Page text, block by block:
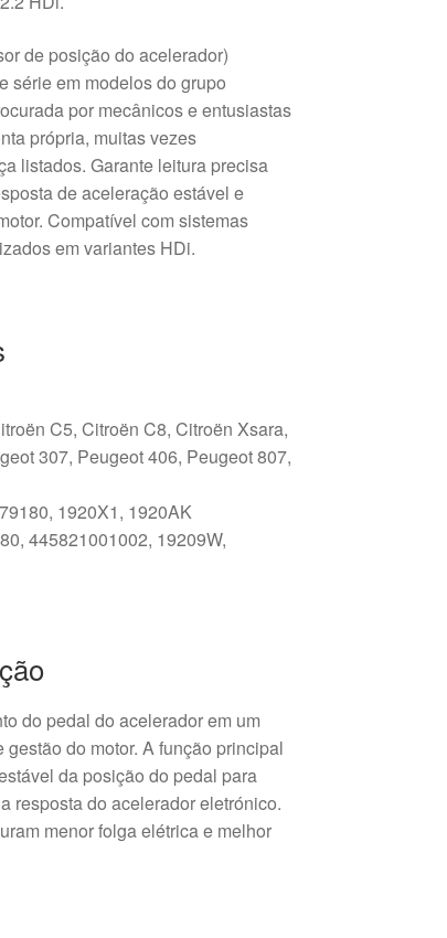
de posição do acelerador)
série em modelos do grupo
por mecânicos e entusiastas
própria, muitas vezes
listados. Garante leitura precisa
de aceleração estável e
Compatível com sistemas
em variantes HDi.
C5, Citroën C8, Citroën Xsara,
307, Peugeot 406, Peugeot 807,
1920X1, 1920AK
445821001002, 19209W,
do pedal do acelerador em um
do motor. A função principal
da posição do pedal para
resposta do acelerador eletrónico.
menor folga elétrica e melhor